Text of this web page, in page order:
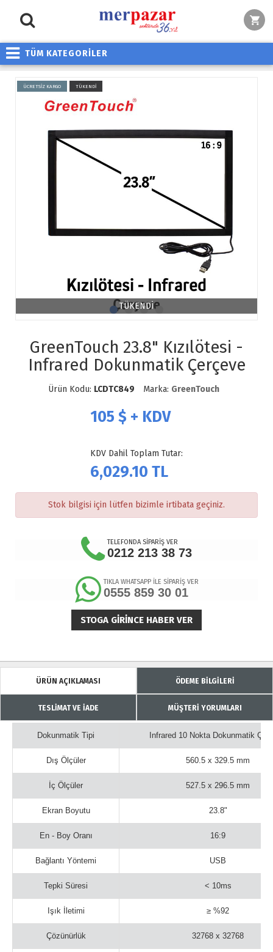
TÜM KATEGORİLER
ÜCRETSİZ KARGO TÜKENDİ
TÜKENDİ
GreenTouch 23.8" Kızılötesi -
Infrared Dokunmatik Çerçeve
Ürün Kodu: LCDTC849 Marka: GreenTouch
105 $ + KDV
KDV Dahil Toplam Tutar:
6,029.10 TL
Stok bilgisi için lütfen bizimle irtibata geçiniz.
TELEFONDA SİPARİŞ VER
0212 213 38 73
TIKLA WHATSAPP İLE SİPARİŞ VER
0555 859 30 01
STOGA GIRINCE HABER VER
ÜRÜN AÇIKLAMASI ÖDEME BİLGİLERİ
TESLİMAT VE İADE MÜŞTERİ YORUMLARI
Dokunmatik Tipi Infrared 10 Nokta Dokunmatik
Dış Ölçüler 560.5 x 329.5 mm
İç Ölçüler 527.5 x 296.5 mm
Ekran Boyutu 23.8"
En - Boy Oranı 16:9
Bağlantı Yöntemi USB
Tepki Süresi < 10ms
Işık İletimi ≥ %92
Çözünürlük 32768 x 32768